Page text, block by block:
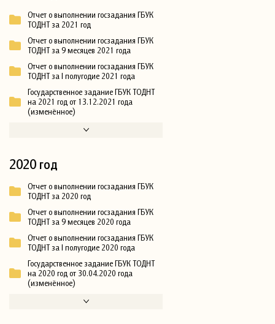
Отчет о выполнении госзадания ГБУК
ТОДНТ за 2021 год
Отчет о выполнении госзадания ГБУК
ТОДНТ за 9 месяцев 2021 года
Отчет о выполнении госзадания ГБУК
ТОДНТ за I полугодие 2021 года
Государственное задание ГБУК ТОДНТ
на 2021 год от 13.12.2021 года
(изменённое)
2020 год
Отчет о выполнении госзадания ГБУК
ТОДНТ за 2020 год
Отчет о выполнении госзадания ГБУК
ТОДНТ за 9 месяцев 2020 года
Отчет о выполнении госзадания ГБУК
ТОДНТ за I полугодие 2020 года
Государственное задание ГБУК ТОДНТ
на 2020 год от 30.04.2020 года
(изменённое)